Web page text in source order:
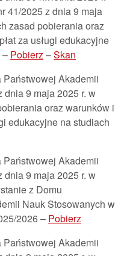
41/2025 z dnia 9 maja
zasad pobierania oraz
za usługi edukacyjne
– Pobierz–Skan
Akademii
dnia 9 maja 2025 r. w
oraz warunków i
edukacyjne na studiach
Akademii
dnia 9 maja 2025 r. w
z Domu
Nauk Stosowanych w
2026 – Pobierz
Akademii